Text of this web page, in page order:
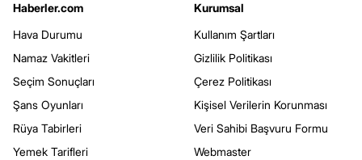
Haberler.com
Hava Durumu
Namaz Vakitleri
Seçim Sonuçları
Şans Oyunları
Rüya Tabirleri
Yemek Tarifleri
Kurumsal
Kullanım Şartları
Gizlilik Politikası
Çerez Politikası
Kişisel Verilerin Korunması
Veri Sahibi Başvuru Formu
Webmaster